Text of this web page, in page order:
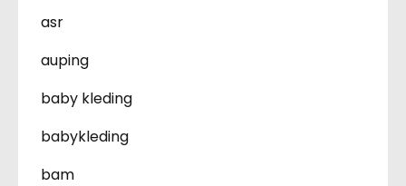
asr
auping
baby kleding
babykleding
bam